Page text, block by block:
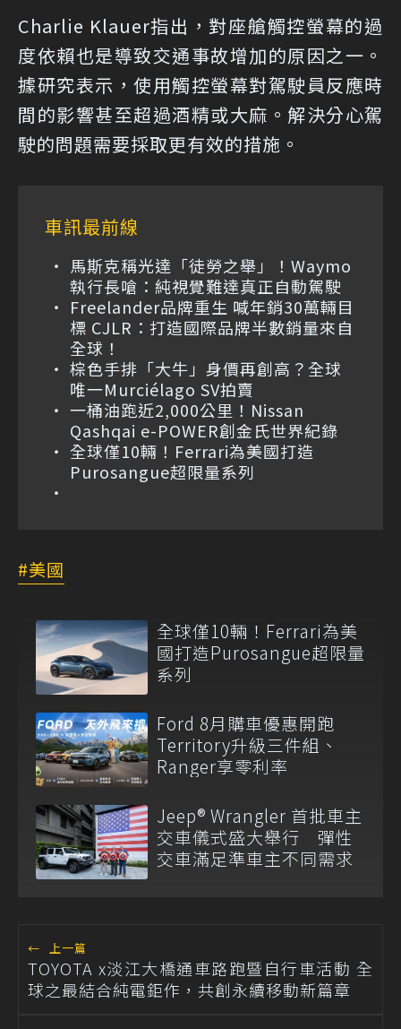
Charlie Klauer指出，對座艙觸控螢幕的過
度依賴也是導致交通事故增加的原因之一。
據研究表示，使用觸控螢幕對駕駛員反應時
間的影響甚至超過酒精或大麻。解決分心駕
駛的問題需要採取更有效的措施。
車訊最前線
馬斯克稱光達「徒勞之舉」！Waymo
執行長嗆：純視覺難達真正自動駕駛
Freelander品牌重生 喊年銷30萬輛目
標 CJLR：打造國際品牌半數銷量來自
全球！
棕色手排「大牛」身價再創高？全球
唯一Murciélago SV拍賣
一桶油跑近2,000公里！Nissan
Qashqai e-POWER創金氏世界紀錄
全球僅10輛！Ferrari為美國打造
Purosangue超限量系列
美國
全球僅10輛！Ferrari為美
國打造Purosangue超限量
系列
Ford 8月購車優惠開跑
Territory升級三件組、
Ranger享零利率
Jeep® Wrangler 首批車主
交車儀式盛大舉行 彈性
交車滿足準車主不同需求
← 上一篇
TOYOTA x淡江大橋通車路跑暨自行車活動 全
球之最結合純電鉅作，共創永續移動新篇章